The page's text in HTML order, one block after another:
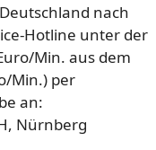
nach
Hotline unter der
Min. aus dem
Min.) per
an:
Nürnberg